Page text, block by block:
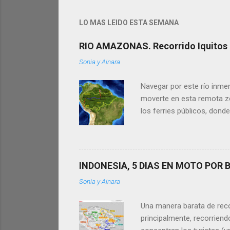
LO MAS LEIDO ESTA SEMANA
RIO AMAZONAS. Recorrido
Sonia y Ainara
Navegar por este río
moverte en esta remota
los ferries públicos,
nuestros tips te sean
famoso Río Amazonas.
Iquitos, Leticia y Manaus
INDONESIA, 5 DIAS EN MOTO POR
Sonia y Ainara
Una manera barata de
principalmente,